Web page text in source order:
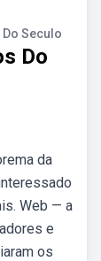
Seculo
Do
da
Web — a
e
os